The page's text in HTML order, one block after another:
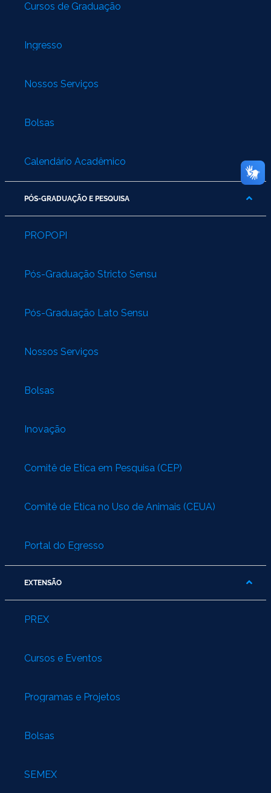
Cursos de Graduação
Ingresso
Nossos Serviços
Bolsas
Calendário Acadêmico
PÓS-GRADUAÇÃO E PESQUISA
PROPOPI
Pós-Graduação Stricto Sensu
Pós-Graduação Lato Sensu
Nossos Serviços
Bolsas
Inovação
Comitê de Ética em Pesquisa (CEP)
Comitê de Ética no Uso de Animais (CEUA)
Portal do Egresso
EXTENSÃO
PREX
Cursos e Eventos
Programas e Projetos
Bolsas
SEMEX